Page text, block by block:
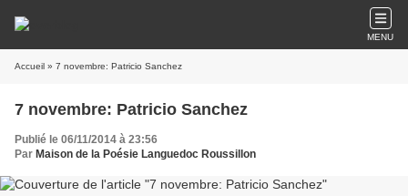
MENU
Accueil » 7 novembre: Patricio Sanchez
7 novembre: Patricio Sanchez
Publié le 06/11/2014 à 23:56
Par Maison de la Poésie Languedoc Roussillon